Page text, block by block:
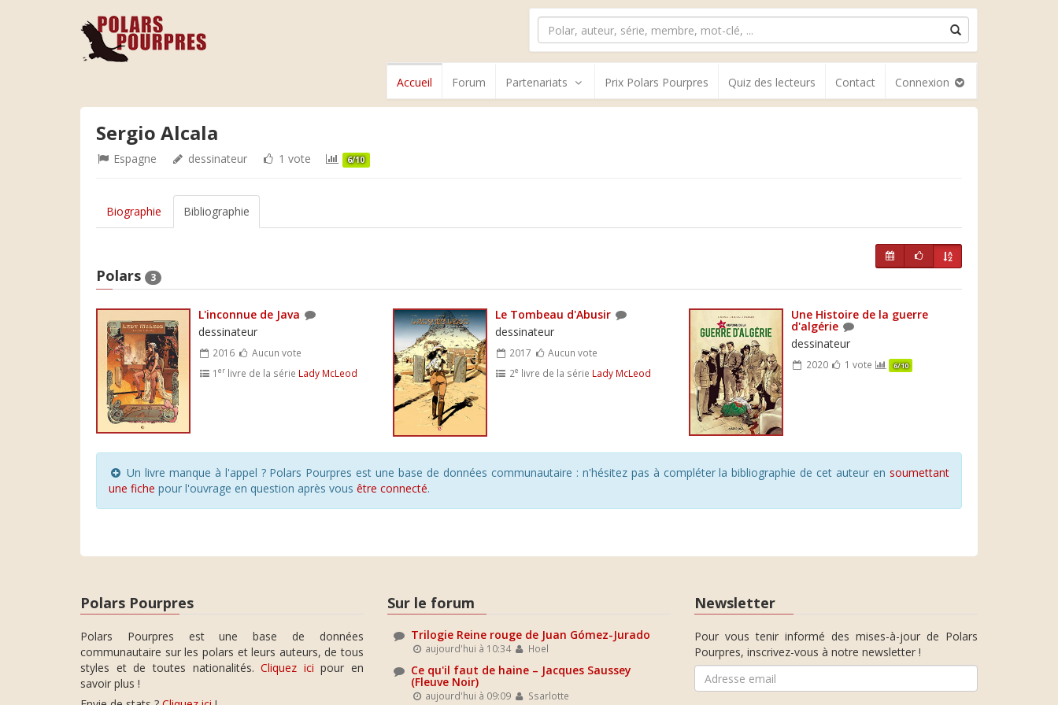
Accueil Forum Partenariats Prix Polars Pourpres Quiz des lecteurs Contact Connexion
Sergio Alcala
Espagne dessinateur 1 vote 6/10
Biographie Bibliographie
Polars 3
L'inconnue de Java
dessinateur
2016
Aucun vote
1er livre de la série Lady McLeod
Le Tombeau d'Abusir
dessinateur
2017
Aucun vote
2e livre de la série Lady McLeod
Une Histoire de la guerre
d'algérie
dessinateur
2020 1 vote 6/10
Un livre manque à l'appel ? Polars Pourpres est une base de données communautaire : n'hésitez pas à compléter la bibliographie de cet auteur en soumettant
une fiche pour l'ouvrage en question après vous être connecté.
Polars Pourpres
Polars Pourpres est une base de données
communautaire sur les polars et leurs auteurs, de tous
styles et de toutes nationalités.Cliquez ici pour en
savoir plus !
Sur le forum
Trilogie Reine rouge de Juan Gómez-Jurado
aujourd'hui à 10:34 Hoel
Ce qu'il faut de haine – Jacques Saussey
(Fleuve Noir)
aujourd'hui à 09:09 Ssarlotte
Newsletter
Pour vous tenir informé des mises-à-jour de Polars
Pourpres, inscrivez-vous à notre newsletter !